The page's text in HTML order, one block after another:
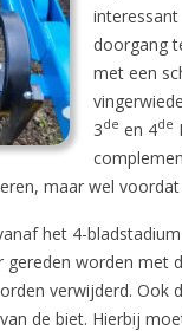
doorgang
met een
3de en 4de
maar wel
het 4-
worden met
verwijderd. Ook
de biet. Hierbij